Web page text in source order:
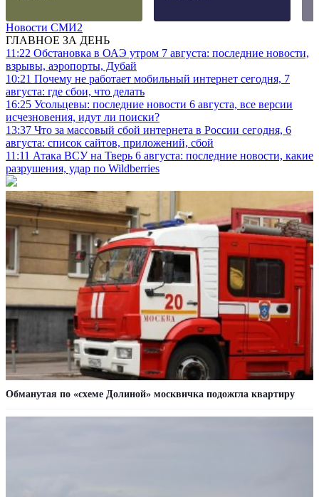
Новости СМИ2
ГЛАВНОЕ ЗА ДЕНЬ
11:22 Обстановка в ОАЭ утром 7 августа: последние новости,
взрывы, аэропорты, Дубай
10:21 Почему не работает мобильный интернет сегодня, 7
августа: где сбои, что делать
16:25 Усольцевы: последние новости 6 августа, все версии
исчезновения, идут ли поиски?
13:37 Что за массовый сбой интернета в России сегодня, 6
августа: список сайтов, приложений, сбой
11:11 Атака ВСУ на Тверь 6 августа: последние новости, какие
разрушения, удар по Wildberries
Обманутая по «схеме Долиной» москвичка подожгла квартиру